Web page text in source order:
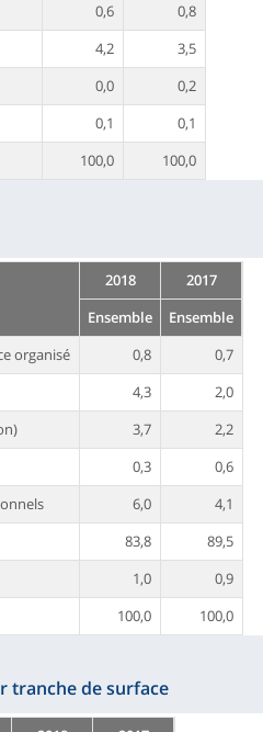
0,6
0,8
4,2
3,5
0,0
0,2
0,1
0,1
100,0 100,0
2018
2017
Ensemble
Ensemble
organisé
0,8
0,7
4,3
2,0
3,7
2,2
0,3
0,6
6,0
4,1
83,8
89,5
1,0
0,9
100,0 100,0
tranche de surface